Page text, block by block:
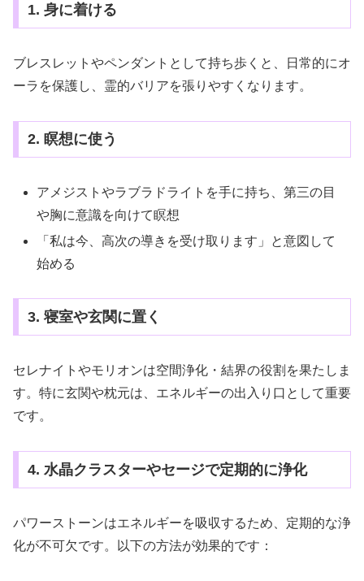
1. 身に着ける
ブレスレットやペンダントとして持ち歩くと、日常的にオ
ーラを保護し、霊的バリアを張りやすくなります。
2. 瞑想に使う
アメジストやラブラドライトを手に持ち、第三の目
や胸に意識を向けて瞑想
「私は今、高次の導きを受け取ります」と意図して
始める
3. 寝室や玄関に置く
セレナイトやモリオンは空間浄化・結界の役割を果たしま
す。特に玄関や枕元は、エネルギーの出入り口として重要
です。
4. 水晶クラスターやセージで定期的に浄化
パワーストーンはエネルギーを吸収するため、定期的な浄
化が不可欠です。以下の方法が効果的です：